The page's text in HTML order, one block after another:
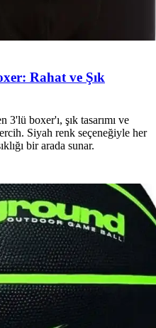
Rahat ve Şık
boxer'ı, şık tasarımı ve
Siyah renk seçeneğiyle her
bir arada sunar.